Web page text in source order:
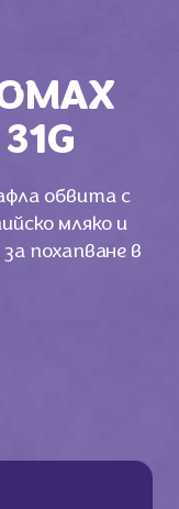
обвита с
мляко и
похапване в